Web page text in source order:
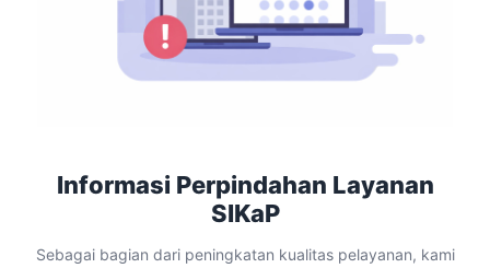
Informasi Perpindahan Layanan
SIKaP
Sebagai bagian dari peningkatan kualitas pelayanan, kami